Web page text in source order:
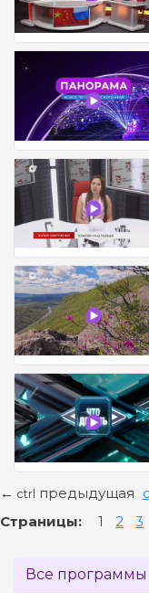
← ctrl предыдущая
Страницы: 1 2 3
Все программы